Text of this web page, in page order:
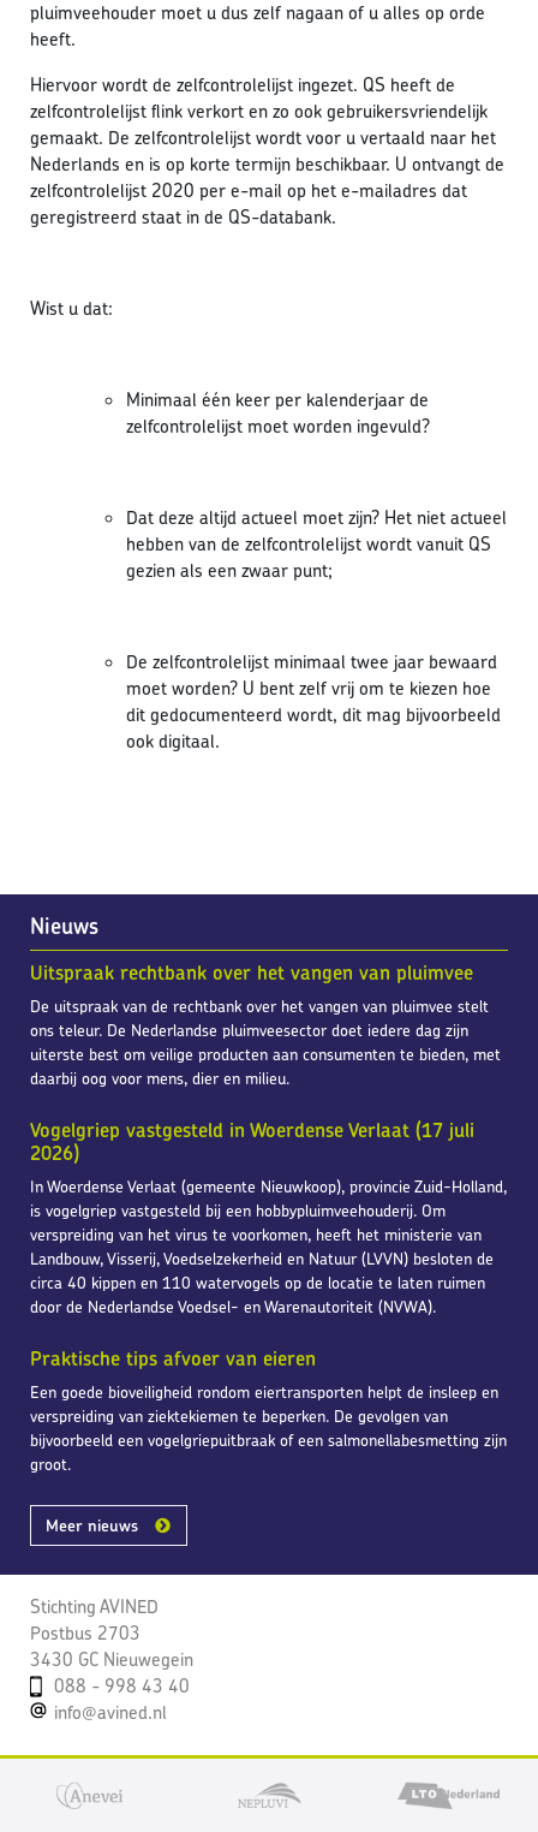
Nieuws
Uitspraak rechtbank over het vangen van pluimvee
De uitspraak van de rechtbank over het vangen van pluimvee stelt
ons teleur. De Nederlandse pluimveesector doet iedere dag zijn
uiterste best om veilige producten aan consumenten te bieden, met
daarbij oog voor mens, dier en milieu.
Vogelgriep vastgesteld in Woerdense Verlaat (17 juli
2026)
In Woerdense Verlaat (gemeente Nieuwkoop), provincie Zuid-Holland,
is vogelgriep vastgesteld bij een hobbypluimveehouderij. Om
verspreiding van het virus te voorkomen, heeft het ministerie van
Landbouw, Visserij, Voedselzekerheid en Natuur (LVVN) besloten de
circa 40 kippen en 110 watervogels op de locatie te laten ruimen
door de Nederlandse Voedsel- en Warenautoriteit (NVWA).
Praktische tips afvoer van eieren
Een goede bioveiligheid rondom eiertransporten helpt de insleep en
verspreiding van ziektekiemen te beperken. De gevolgen van
bijvoorbeeld een vogelgriepuitbraak of een salmonellabesmetting zijn
groot.
Meer nieuws
Stichting AVINED
Postbus 2703
3430 GC Nieuwegein
088 - 998 43 40
info@avined.nl
pluimveehouder moet u dus zelf nagaan of u alles op orde
heeft.
Hiervoor wordt de zelfcontrolelijst ingezet. QS heeft de
zelfcontrolelijst flink verkort en zo ook gebruikersvriendelijk
gemaakt. De zelfcontrolelijst wordt voor u vertaald naar het
Nederlands en is op korte termijn beschikbaar. U ontvangt de
zelfcontrolelijst 2020 per e-mail op het e-mailadres dat
geregistreerd staat in de QS-databank.
Wist u dat:
Minimaal één keer per kalenderjaar de
zelfcontrolelijst moet worden ingevuld?
Dat deze altijd actueel moet zijn? Het niet actueel
hebben van de zelfcontrolelijst wordt vanuit QS
gezien als een zwaar punt;
De zelfcontrolelijst minimaal twee jaar bewaard
moet worden? U bent zelf vrij om te kiezen hoe
dit gedocumenteerd wordt, dit mag bijvoorbeeld
ook digitaal.